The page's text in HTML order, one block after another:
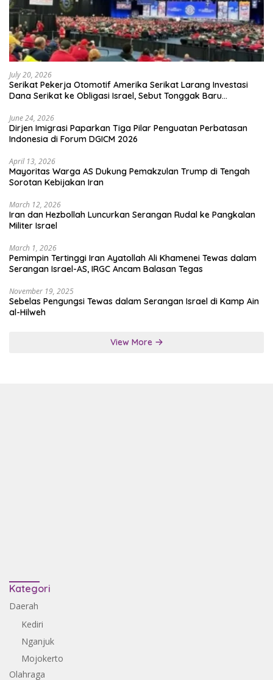
July 20, 2026
Serikat Pekerja Otomotif Amerika Serikat Larang Investasi
Dana Serikat ke Obligasi Israel, Sebut Tonggak Baru
June 24, 2026
Dirjen Imigrasi Paparkan Tiga Pilar Penguatan Perbatasan
Indonesia di Forum DGICM 2026
April 13, 2026
Mayoritas Warga AS Dukung Pemakzulan Trump di Tengah
Sorotan Kebijakan Iran
March 12, 2026
Iran dan Hezbollah Luncurkan Serangan Rudal ke Pangkalan
Militer Israel
March 1, 2026
Pemimpin Tertinggi Iran Ayatollah Ali Khamenei Tewas dalam
Serangan Israel-AS, IRGC Ancam Balasan Tegas
November 19, 2025
Sebelas Pengungsi Tewas dalam Serangan Israel di Kamp Ain
al-Hilweh
View More
Kategori
Daerah
Kediri
Nganjuk
Mojokerto
Olahraga